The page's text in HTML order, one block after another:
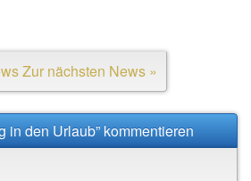
Zur nächsten News »
in den Urlaub” kommentieren